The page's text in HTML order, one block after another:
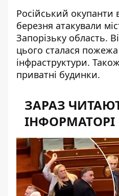
Російський окупанти
березня атакували
Запорізьку область.
цього сталася пожежа
інфраструктури.
приватні будинки.
ЗАРАЗ
ІНФОРМАТОРІ